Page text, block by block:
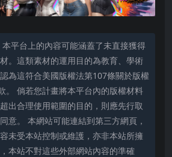
平台上的內容可能涵蓋了未直接獲得
。這類素材的運用目的為教育、學術
為這符合美國版權法第107條關於版權
。 倘若您計畫將本平台內的版權材料
出合理使用範圍的目的，則應先行取
意。 本網站可能連結到第三方網頁，
未受本站控制或維護，亦非本站所擁
本站不對這些外部網站內容的準確